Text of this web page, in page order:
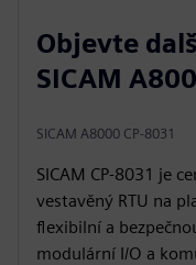
Objevte
SICAM
SICAM A8000 CP-8031
SICAM CP‑8031 je
vestavěný RTU na
flexibilní a
modulární I/O a